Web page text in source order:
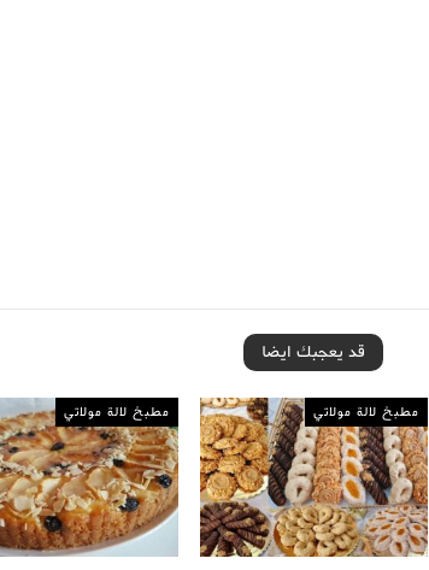
قد يعجبك ايضا
مطبخ لالة مولاتي مطبخ لالة مولاتي